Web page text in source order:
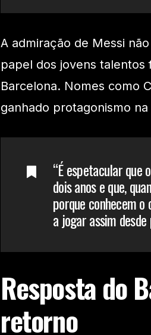
A admiração de Messi
papel dos jovens talentos
Barcelona. Nomes como
ganhado protagonismo
“É espetacular que
dois anos e que,
porque conhecem
a jogar assim desde
Resposta do
retorno